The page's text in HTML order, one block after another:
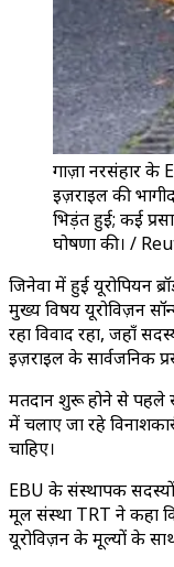
गाज़ा नरसंहार के
इज़राइल की
भिड़ंत हुई; कई
घोषणा की। /
जिनेवा में हुई यूरोपियन
मुख्य विषय यूरोविज़न
रहा विवाद रहा, जहाँ
इज़राइल के सार्वजनिक
मतदान शुरू होने से पहले
में चलाए जा रहे
चाहिए।
EBU के संस्थापक
मूल संस्था TRT ने कहा कि
यूरोविज़न के मूल्यों के